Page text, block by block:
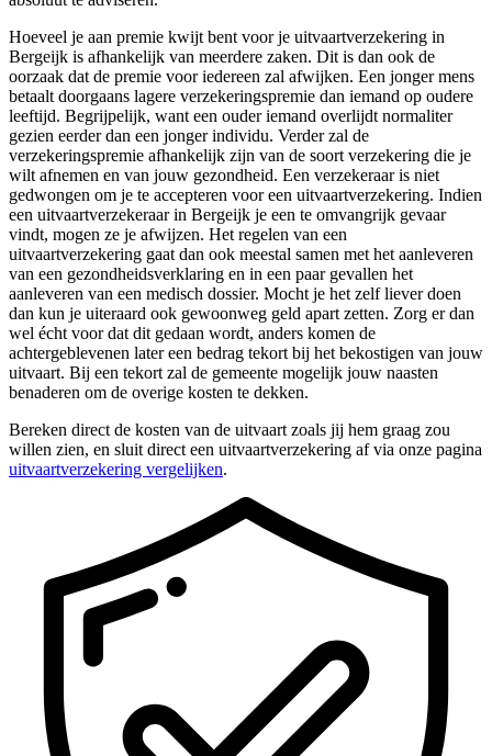
Hoeveel je aan premie kwijt bent voor je uitvaartverzekering in
Bergeijk is afhankelijk van meerdere zaken. Dit is dan ook de
oorzaak dat de premie voor iedereen zal afwijken. Een jonger mens
betaalt doorgaans lagere verzekeringspremie dan iemand op oudere
leeftijd. Begrijpelijk, want een ouder iemand overlijdt normaliter
gezien eerder dan een jonger individu. Verder zal de
verzekeringspremie afhankelijk zijn van de soort verzekering die je
wilt afnemen en van jouw gezondheid. Een verzekeraar is niet
gedwongen om je te accepteren voor een uitvaartverzekering. Indien
een uitvaartverzekeraar in Bergeijk je een te omvangrijk gevaar
vindt, mogen ze je afwijzen. Het regelen van een
uitvaartverzekering gaat dan ook meestal samen met het aanleveren
van een gezondheidsverklaring en in een paar gevallen het
aanleveren van een medisch dossier. Mocht je het zelf liever doen
dan kun je uiteraard ook gewoonweg geld apart zetten. Zorg er dan
wel écht voor dat dit gedaan wordt, anders komen de
achtergeblevenen later een bedrag tekort bij het bekostigen van jouw
uitvaart. Bij een tekort zal de gemeente mogelijk jouw naasten
benaderen om de overige kosten te dekken.
Bereken direct de kosten van de uitvaart zoals jij hem graag zou
willen zien, en sluit direct een uitvaartverzekering af via onze pagina
uitvaartverzekering vergelijken.